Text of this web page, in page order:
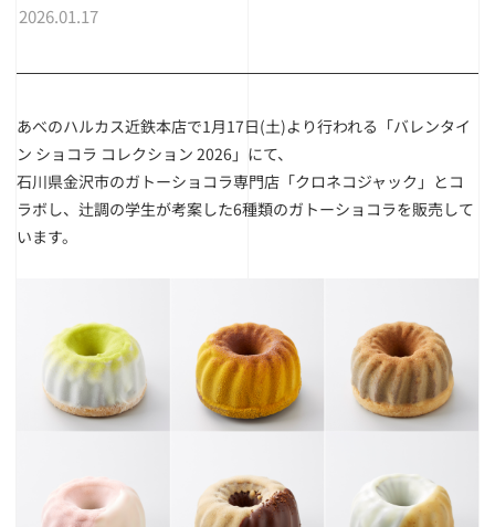
2026.01.17
あべのハルカス近鉄本店で1月17日(土)より行われる「バレンタイ
ン ショコラ コレクション 2026」にて、
石川県金沢市のガトーショコラ専門店「クロネコジャック」とコ
ラボし、辻調の学生が考案した6種類のガトーショコラを販売して
います。